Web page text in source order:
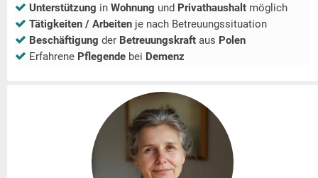
Unterstützung in Wohnung und Privathaushalt möglich
Tätigkeiten / Arbeiten je nach Betreuungssituation
Beschäftigung der Betreuungskraft aus Polen
Erfahrene Pflegende bei Demenz